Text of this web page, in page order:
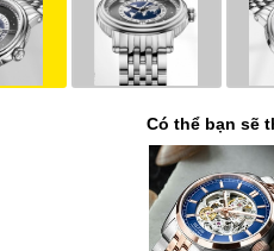
Có thể bạn sẽ